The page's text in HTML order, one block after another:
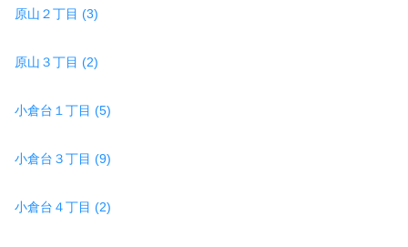
原山２丁目 (3)
原山３丁目 (2)
小倉台１丁目 (5)
小倉台３丁目 (9)
小倉台４丁目 (2)